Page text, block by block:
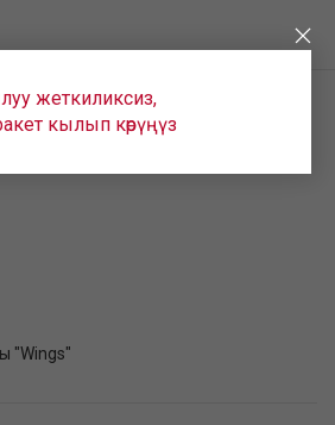
жеткиликсиз,
кылып көрүңүз
"Wings"